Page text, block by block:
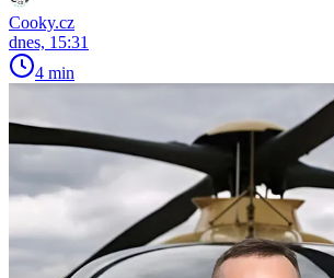
Cooky.cz
dnes, 15:31
4 min